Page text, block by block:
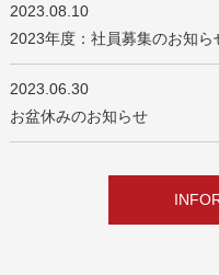
2023.08.10
2023年度：社員募集のお知ら
2023.06.30
お盆休みのお知らせ